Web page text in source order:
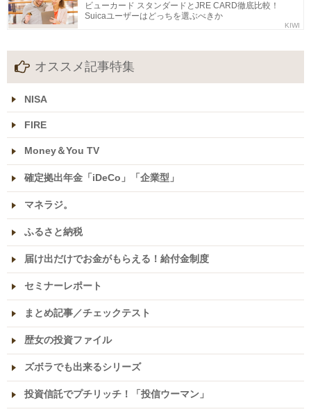
ビューカード スタンダードとJRE CARD徹底比較！
Suicaユーザーはどっちを選ぶべきか
KIWI
オススメ記事特集
NISA
FIRE
Money＆You TV
確定拠出年金「iDeCo」「企業型」
マネラジ。
ふるさと納税
届け出だけでお金がもらえる！給付金制度
セミナーレポート
まとめ記事／チェックテスト
歴女の投資ファイル
ズボラでも出来るシリーズ
投資信託でプチリッチ！「投信ウーマン」